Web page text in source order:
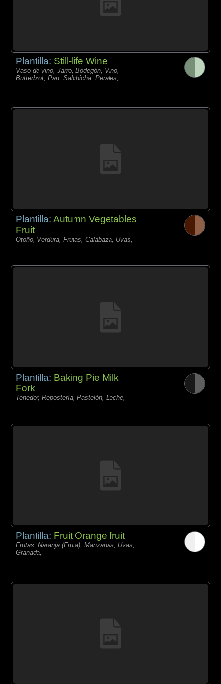
Plantilla: Still-life Wine
Vaso de vino, Jarro, Bodegón, Vino,
Butterbrot, Pan, Salchicha, Perales,
Plantilla:Autumn Vegetables
Fruit
Otoño, Verdura, Frutas, Calabaza, Uvas,
Plantilla: Baking Pie Milk
Fork
Tenedor, Repostería, Pastelón, Leche,
Plantilla: Fruit Orange fruit
Frutas, Naranja (Fruta), Manzanas, Uvas,
Granada,